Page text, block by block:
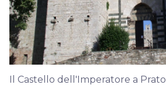
Il Castello dell'Imperatore a Prato